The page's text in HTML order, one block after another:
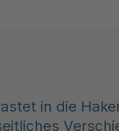
in die